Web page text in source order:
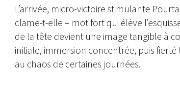
L’arrivée, micro-victoire stimulante
clame-t-elle – mot fort qui élève
de la tête devient une image tangible à
initiale, immersion concentrée, puis
au chaos de certaines journées.